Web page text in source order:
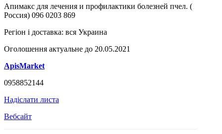
Апимакс для лечения и профилактики болезней пчел. (
Россия) 096 0203 869
Регіон і доставка: вся Украина
Оголошення актуальне до 20.05.2021
ApisMarket
0958852144
Надіслати листа
Вебсайт